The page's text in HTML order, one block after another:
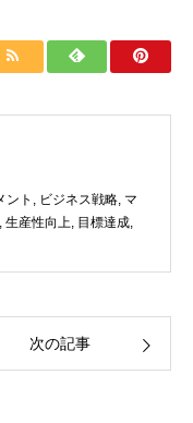
ント ビジネス戦略 マ
生産性向上 目標達成
次の記事